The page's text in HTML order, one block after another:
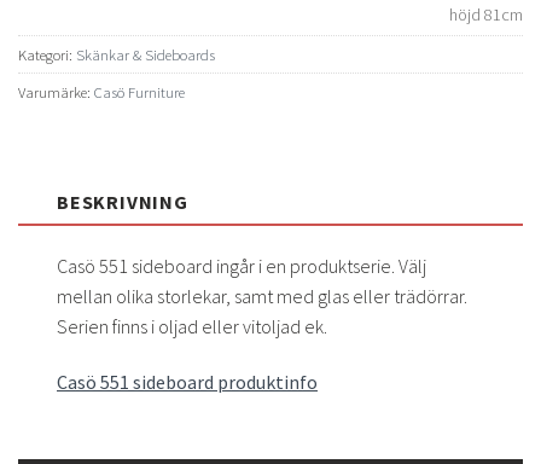
höjd 81cm
Kategori: Skänkar & Sideboards
Varumärke: Casö Furniture
BESKRIVNING
Casö 551 sideboard ingår i en produktserie. Välj
mellan olika storlekar, samt med glas eller trädörrar.
Serien finns i oljad eller vitoljad ek.
Casö 551 sideboard produktinfo